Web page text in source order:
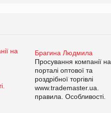
Брагина Людмила
Просування компанії на
порталі оптової та
роздрібної торгівлі
www.trademaster.ua.
правила. Особливості.